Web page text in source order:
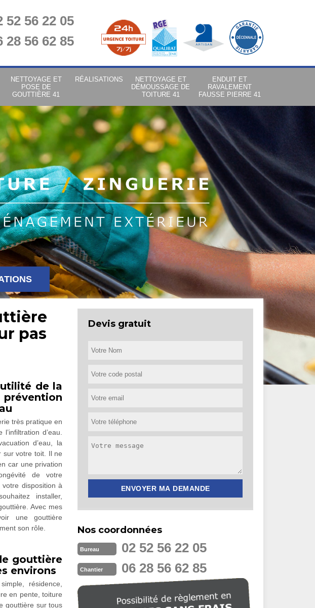
52 56 22 05
28 56 62 85
NETTOYAGE ET
POSE DE
GOUTTIÈRE 41
RÉALISATIONS
NETTOYAGE ET
DÉMOUSSAGE DE
TOITURE 41
ENDUIT ET
RAVALEMENT
FAUSSE PIERRE 41
pas
de la
très pratique en
d’eau.
d’eau, la
sur votre toit. Il ne
car une privation
de votre
disposition à
installer,
Avec mes
une gouttière
son rôle.
gouttière
environs
résidence,
en pente, toiture
gouttière sur tous
Devis gratuit
Nos coordonnées
Bureau 02 52 56 22 05
Chantier 06 28 56 62 85